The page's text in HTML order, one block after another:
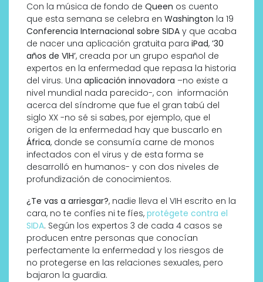
Con la música de fondo de Queen os cuento
que esta semana se celebra en Washington la 19
Conferencia Internacional sobre SIDA y que acaba
de nacer una aplicación gratuita para iPad, ’30
años de VIH’, creada por un grupo español de
expertos en la enfermedad que repasa la historia
del virus. Una aplicación innovadora –no existe a
nivel mundial nada parecido-, con información
acerca del síndrome que fue el gran tabú del
siglo XX -no sé si sabes, por ejemplo, que el
origen de la enfermedad hay que buscarlo en
África, donde se consumía carne de monos
infectados con el virus y de esta forma se
desarrolló en humanos- y con dos niveles de
profundización de conocimientos.
¿Te vas a arriesgar?, nadie lleva el VIH escrito en la
cara, no te confíes ni te fíes, protégete contra el
SIDA. Según los expertos 3 de cada 4 casos se
producen entre personas que conocían
perfectamente la enfermedad y los riesgos de
no protegerse en las relaciones sexuales, pero
bajaron la guardia.